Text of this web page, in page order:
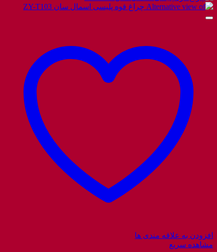
افزودن به علاقه مندی ها
مشاهده سریع